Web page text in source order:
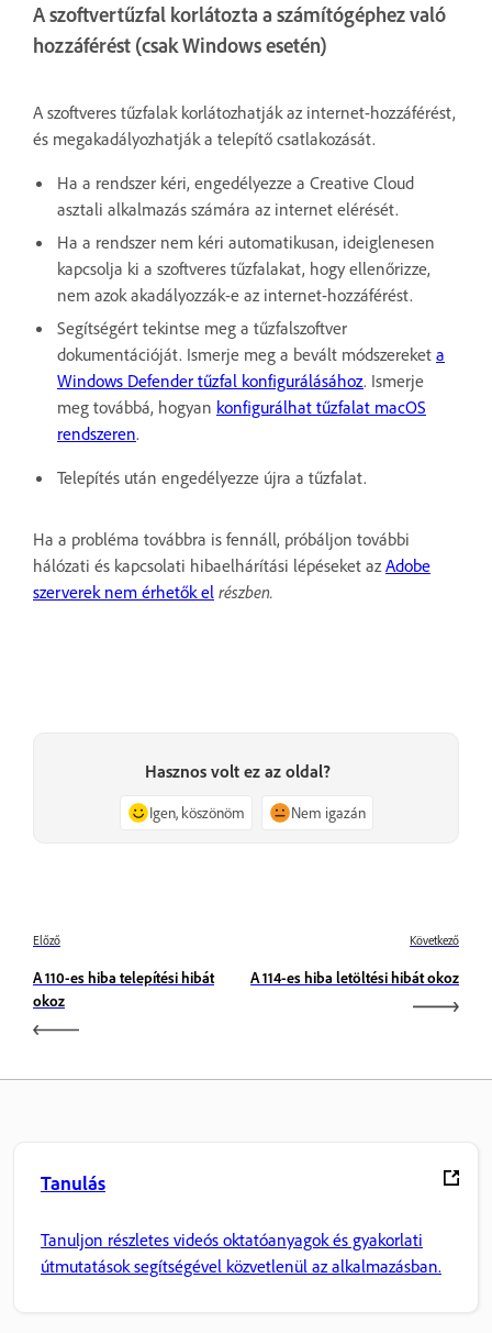
A szoftvertűzfal korlátozta a számítógéphez való
hozzáférést (csak Windows esetén)
A szoftveres tűzfalak korlátozhatják az internet-hozzáférést,
és megakadályozhatják a telepítő csatlakozását.
Ha a rendszer kéri, engedélyezze a Creative Cloud
asztali alkalmazás számára az internet elérését.
Ha a rendszer nem kéri automatikusan, ideiglenesen
kapcsolja ki a szoftveres tűzfalakat, hogy ellenőrizze,
nem azok akadályozzák-e az internet-hozzáférést.
Segítségért tekintse meg a tűzfalszoftver
dokumentációját. Ismerje meg a bevált módszereket a
Windows Defender tűzfal konfigurálásához. Ismerje
meg továbbá, hogyan konfigurálhat tűzfalat macOS
rendszeren.
Telepítés után engedélyezze újra a tűzfalat.
Ha a probléma továbbra is fennáll, próbáljon további
hálózati és kapcsolati hibaelhárítási lépéseket azAdobe
szerverek nem érhetők el részben.
Hasznos volt ez az oldal?
Igen, köszönöm Nem igazán
Előző
A 110-es hiba telepítési hibát
okoz
Következő
A 114-es hiba letöltési hibát okoz
Tanulás
Tanuljon részletes videós oktatóanyagok és gyakorlati
útmutatások segítségével közvetlenül az alkalmazásban.